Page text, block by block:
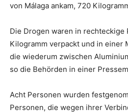
von Málaga ankam, 720
Die Drogen waren in rechteckige
Kilogramm verpackt und in einer
die wiederum zwischen
so die Behörden in einer
Acht Personen wurden
Personen, die wegen ihrer